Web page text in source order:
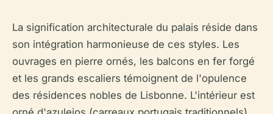
La signification architecturale du palais réside dans
son intégration harmonieuse de ces styles. Les
ouvrages en pierre ornés, les balcons en fer forgé
et les grands escaliers témoignent de l'opulence
des résidences nobles de Lisbonne. L'intérieur est